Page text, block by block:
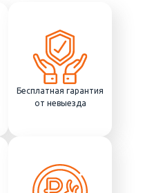
Бесплатная гарантия
от невыезда